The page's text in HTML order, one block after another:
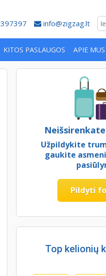
info@zigzag.lt
KITOS PASLAUGOS APIE MUS
Užpildykite
gaukite
Pildyti
Top kelionių